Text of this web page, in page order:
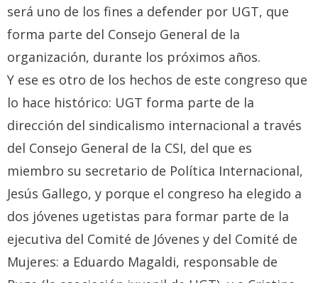
será uno de los fines a defender por UGT, que
forma parte del Consejo General de la
organización, durante los próximos años.
Y ese es otro de los hechos de este congreso que
lo hace histórico: UGT forma parte de la
dirección del sindicalismo internacional a través
del Consejo General de la CSI, del que es
miembro su secretario de Política Internacional,
Jesús Gallego, y porque el congreso ha elegido a
dos jóvenes ugetistas para formar parte de la
ejecutiva del Comité de Jóvenes y del Comité de
Mujeres: a Eduardo Magaldi, responsable de